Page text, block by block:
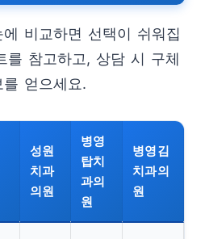
비교하면 선택이 쉬워집
를 참고하고, 상담 시 구체
얻으세요.
성원
치과
의원
병영
탑치
과의
원
병영김
치과의
원